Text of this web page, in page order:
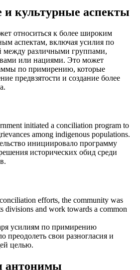
культурные аспекты
относиться к более широким
аспектам, включая усилия по
различными группами,
или нациями. Это может
по примирению, которые
предвзятости и создание более
initiated a conciliation program to
among indigenous populations.
инициировало программу
исторических обид среди
efforts, the community was
divisions and work towards a common
усилиям по примирению
преодолеть свои разногласия и
целью.
антонимы